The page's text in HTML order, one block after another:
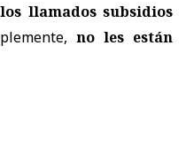
llamados subsidios
no les están